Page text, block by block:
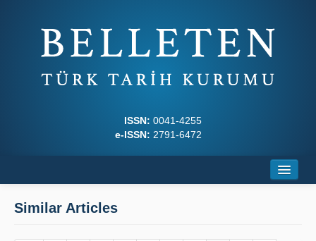
ISSN: 0041-4255
e-ISSN: 2791-6472
Similar Articles